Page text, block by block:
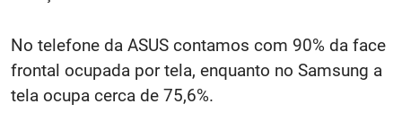
No telefone da ASUS contamos com 90% da face
frontal ocupada por tela, enquanto no Samsung a
tela ocupa cerca de 75,6%.